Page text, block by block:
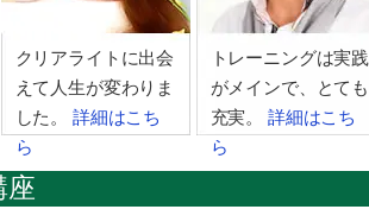
クリアライトに出会
えて人生が変わりま
した。 詳細はこち
ら
トレーニングは実践
がメインで、とても
充実。 詳細はこち
ら
座